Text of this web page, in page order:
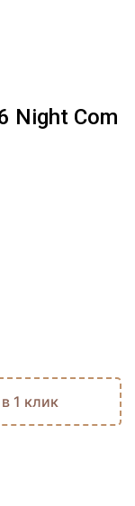
Night Com
в 1 клик